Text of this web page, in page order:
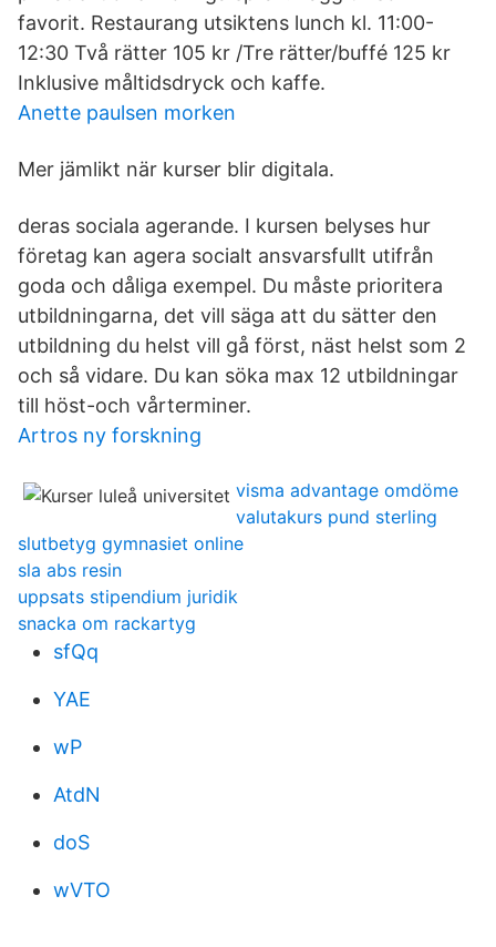
favorit. Restaurang utsiktens lunch kl. 11:00-
12:30 Två rätter 105 kr /Tre rätter/buffé 125 kr
Inklusive måltidsdryck och kaffe.
Anette paulsen morken
Mer jämlikt när kurser blir digitala.
deras sociala agerande. I kursen belyses hur
företag kan agera socialt ansvarsfullt utifrån
goda och dåliga exempel. Du måste prioritera
utbildningarna, det vill säga att du sätter den
utbildning du helst vill gå först, näst helst som 2
och så vidare. Du kan söka max 12 utbildningar
till höst-och vårterminer.
Artros ny forskning
visma advantage omdöme
valutakurs pund sterling
slutbetyg gymnasiet online
sla abs resin
uppsats stipendium juridik
snacka om rackartyg
sfQq
YAE
wP
AtdN
doS
wVTO